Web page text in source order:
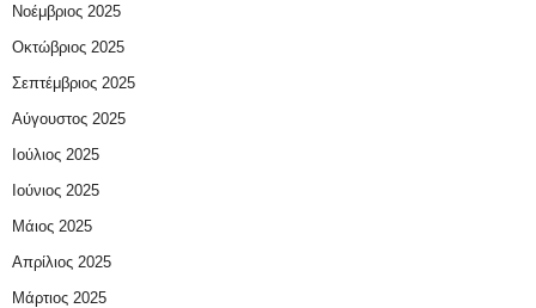
Νοέμβριος 2025
Οκτώβριος 2025
Σεπτέμβριος 2025
Αύγουστος 2025
Ιούλιος 2025
Ιούνιος 2025
Μάιος 2025
Απρίλιος 2025
Μάρτιος 2025